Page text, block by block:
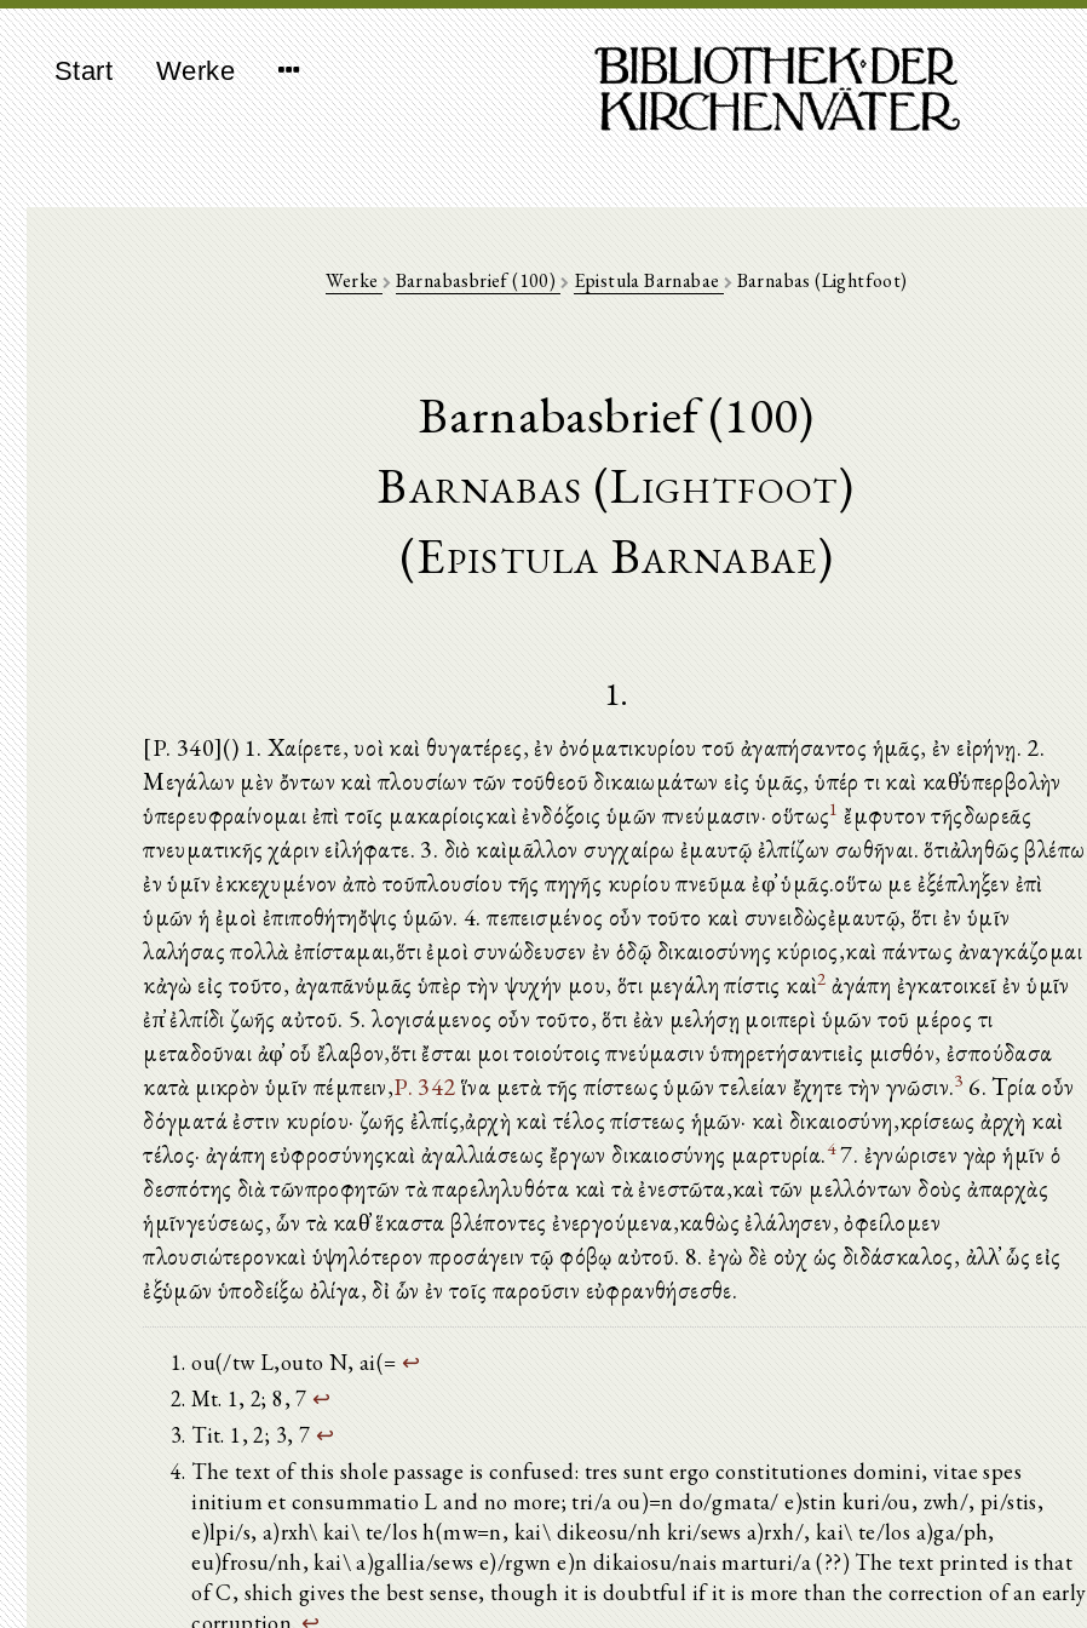
Start Werke
Werke Barnabasbrief (100) Epistula Barnabae Barnabas (Lightfoot)
Barnabasbrief (100)
Barnabas (Lightfoot)
(Epistula Barnabae)
1.
[P. 340]() 1. Χαίρετε, υἱοὶ καὶ θυγατέρες, ἐν ὀνόματικυρίου τοῦ ἀγαπήσαντος ἡμᾶς, ἐν εἰρήνῃ. 2.
Μεγάλων μὲν ὄντων καὶ πλουσίων τῶν τοῦθεοῦ δικαιωμάτων εἰς ὑμᾶς, ὑπέρ τι καὶ καθ̓ὑπερβολὴν
ὑπερευφραίνομαι ἐπὶ τοῖς μακαρίοιςκαὶ ἐνδόξοις ὑμῶν πνεύμασιν· οὕτως1 ἔμφυτον τῆςδωρεᾶς
πνευματικῆς χάριν εἰλήφατε. 3. διὸ καὶμᾶλλον συγχαίρω ἐμαυτῷ ἐλπίζων σωθῆναι. ὅτιἀληθῶς βλέπω
ἐν ὑμῖν ἐκκεχυμένον ἀπὸ τοῦπλουσίου τῆς πηγῆς κυρίου πνεῦμα ἐφ̓ ὑμᾶς.οὕτω με ἐξέπληξεν ἐπὶ
ὑμῶν ἡ ἐμοὶ ἐπιποθήτηὄψις ὑμῶν. 4. πεπεισμένος οὖν τοῦτο καὶ συνειδὼςἐμαυτῷ, ὅτι ἐν ὑμῖν
λαλήσας πολλὰ ἐπίσταμαι,ὅτι ἐμοὶ συνώδευσεν ἐν ὁδῷ δικαιοσύνης κύριος,καὶ πάντως ἀναγκάζομαι
κἀγὼ εἰς τοῦτο, ἀγαπᾶνὑμᾶς ὑπὲρ τὴν ψυχήν μου, ὅτι μεγάλη πίστις καὶ2 ἀγάπη ἐγκατοικεῖ ἐν ὑμῖν
ἐπ̓ ἐλπίδι ζωῆς αὐτοῦ. 5. λογισάμενος οὖν τοῦτο, ὅτι ἐὰν μελήσῃ μοιπερὶ ὑμῶν τοῦ μέρος τι
μεταδοῦναι ἀφ̓ οὗ ἔλαβον,ὅτι ἔσται μοι τοιούτοις πνεύμασιν ὑπηρετήσαντιεἰς μισθόν, ἐσπούδασα
κατὰ μικρὸν ὑμῖν πέμπειν,P. 342ἵνα μετὰ τῆς πίστεως ὑμῶν τελείαν ἔχητε τὴν γνῶσιν.3 6. Τρία οὖν
δόγματά ἐστιν κυρίου· ζωῆς ἐλπίς,ἀρχὴ καὶ τέλος πίστεως ἡμῶν· καὶ δικαιοσύνη,κρίσεως ἀρχὴ καὶ
τέλος· ἀγάπη εὐφροσύνηςκαὶ ἀγαλλιάσεως ἔργων δικαιοσύνης μαρτυρία.47. ἐγνώρισεν γὰρ ἡμῖν ὁ
δεσπότης διὰ τῶνπροφητῶν τὰ παρεληλυθότα καὶ τὰ ἐνεστῶτα,καὶ τῶν μελλόντων δοὺς ἀπαρχὰς
ἡμῖνγεύσεως, ὧν τὰ καθ̓ ἕκαστα βλέποντες ἐνεργούμενα,καθὼς ἐλάλησεν, ὀφείλομεν
πλουσιώτερονκαὶ ὑψηλότερον προσάγειν τῷ φόβῳ αὐτοῦ. 8. ἐγὼ δὲ οὐχ ὡς διδάσκαλος, ἀλλ̓ ὧς εἰς
ἐξὑμῶν ὑποδείξω ὀλίγα, δἰ ὧν ἐν τοῖς παροῦσιν εὐφρανθήσεσθε.
ou(/tw L,outo N, ai(= ↩
Mt. 1, 2; 8, 7 ↩
Tit. 1, 2; 3, 7 ↩
The text of this shole passage is confused: tres sunt ergo constitutiones domini, vitae spes
initium et consummatio L and no more; tri/a ou)=n do/gmata/ e)stin kuri/ou, zwh/, pi/stis,
e)lpi/s, a)rxh\ kai\ te/los h(mw=n, kai\ dikeosu/nh kri/sews a)rxh/, kai\ te/los a)ga/ph,
eu)frosu/nh, kai\ a)gallia/sews e)/rgwn e)n dikaiosu/nais marturi/a (??) The text printed is that
of C, shich gives the best sense, though it is doubtful if it is more than the correction of an early